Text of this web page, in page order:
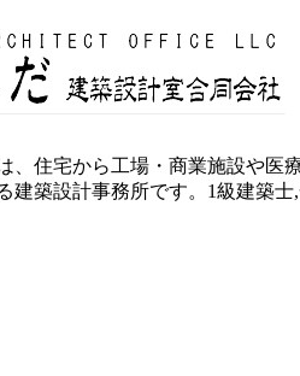
、住宅から工場・商業施設や
建築設計事務所です。1級建築